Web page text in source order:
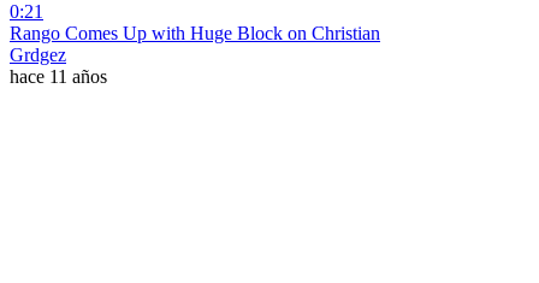
0:21
Rango Comes Up with Huge Block on Christian
Grdgez
hace 11 años